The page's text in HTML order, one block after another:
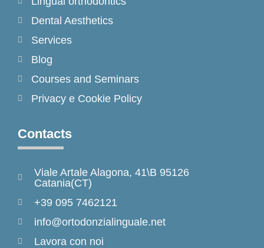
Dental Aesthetics
Services
Blog
Courses and Seminars
Privacy e Cookie Policy
Contacts
Viale Artale Alagona, 41\B 95126
Catania(CT)
+39 095 7462121
info@ortodonzialinguale.net
Lavora con noi